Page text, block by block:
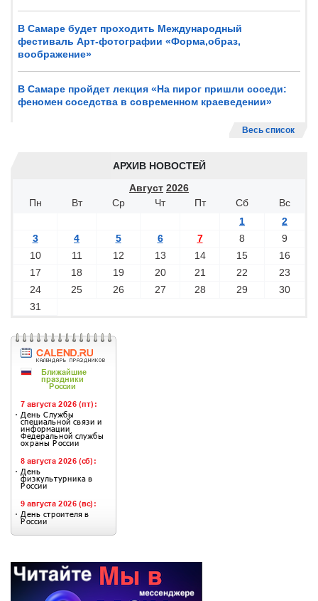
В Самаре будет проходить Международный
фестиваль Арт-фотографии «Форма,образ,
воображение»
В Самаре пройдет лекция «На пирог пришли соседи:
феномен соседства в современном краеведении»
Весь список
АРХИВ НОВОСТЕЙ
Август 2026
Пн
Вт Ср Чт Пт Сб
Вс
1
2
3
4 5 6 7 8
9
10
11 12 13 14 15
16
17
18 19 20 21 22
23
24
25 26 27 28 29
30
31